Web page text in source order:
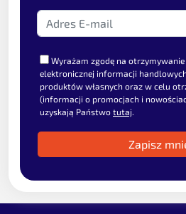
Wyrażam zgodę na
elektronicznej informacji
produktów własnych oraz w celu
(informacji o promocjach i
uzyskają Państwo tutaj.